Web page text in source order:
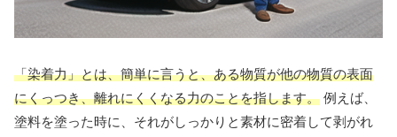
「染着力」とは、簡単に言うと、ある物質が他の物質の表面
にくっつき、離れにくくなる力のことを指します。 例えば、
塗料を塗った時に、それがしっかりと素材に密着して剥がれ